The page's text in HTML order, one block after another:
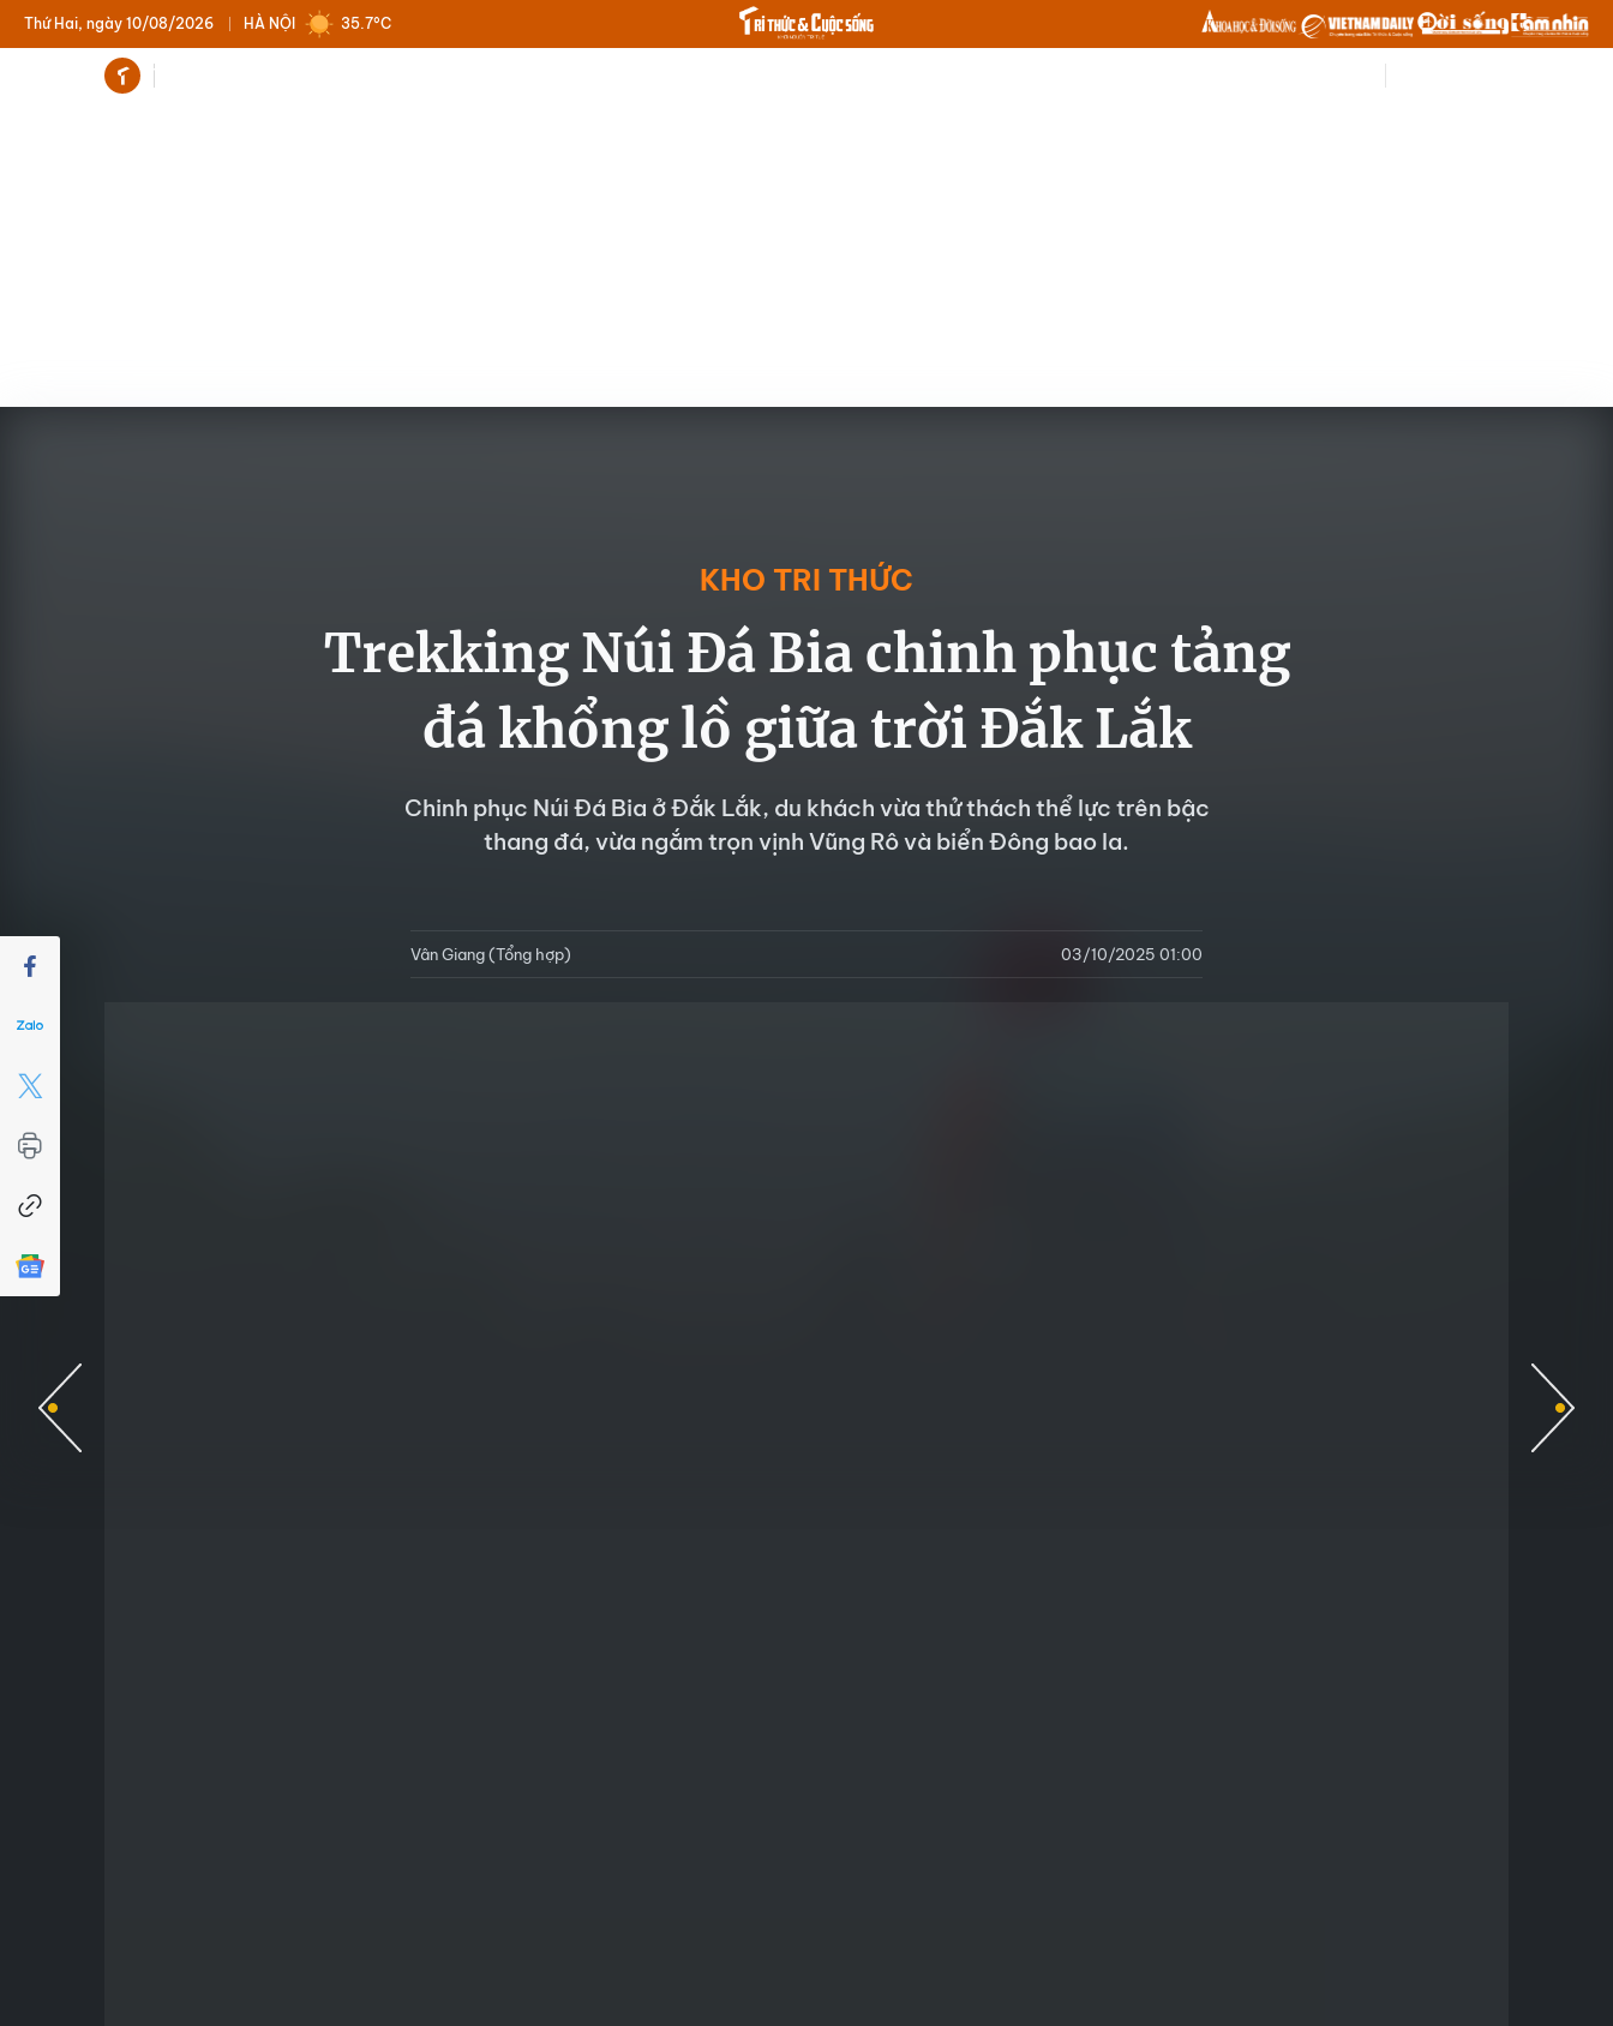
HÀ NỘI
Thứ Hai, ngày 10/08/2026 35.7°C
Trending
KHO TRI THỨC
Trekking Núi Đá Bia chinh phục tảng
đá khổng lồ giữa trời Đắk Lắk
Chinh phục Núi Đá Bia ở Đắk Lắk, du khách vừa thử thách thể lực trên bậc
thang đá, vừa ngắm trọn vịnh Vũng Rô và biển Đông bao la.
Vân Giang (Tổng hợp) 03/10/2025 01:00